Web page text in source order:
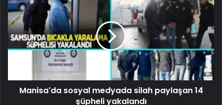
Manisa'da sosyal medyada silah paylaşan 14
şüpheli yakalandı